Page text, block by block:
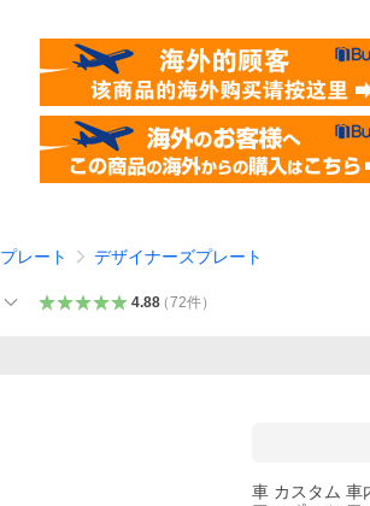
プレート デザイナーズプレート
4.88（72件）
車 カスタム 車